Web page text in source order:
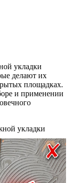
укладки
делают их
площадках.
и применении